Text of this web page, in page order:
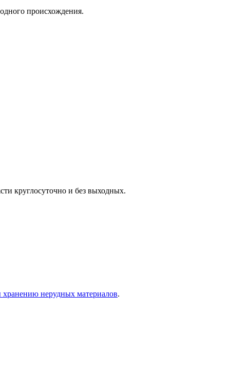
происхождения.
круглосуточно и без выходных.
нерудных материалов.